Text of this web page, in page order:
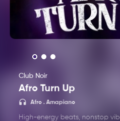
Club Noir
Afro Turn Up
Afro . Amapiano
High-energy beats, nonstop